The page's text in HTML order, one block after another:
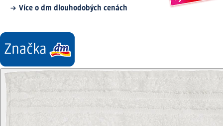
Více o dm dlouhodobých cenách